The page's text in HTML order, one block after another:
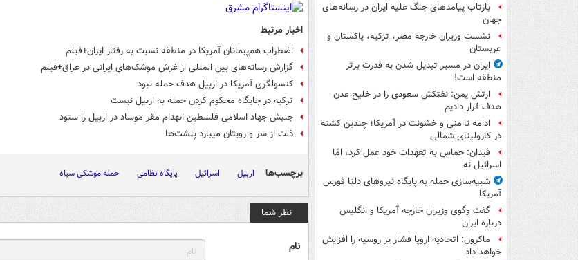
بازتاب پیامدهای جنگ علیه ایران در رسانه‌های
جهان
نشست وزیران خارجه مصر، ترکیه، پاکستان و
عربستان
ایران در مسیر تبدیل شدن به قدرت برتر
منطقه است!
ارتش یمن: نفتکش سعودی را در خلیج عدن
هدف قرار دادیم
ادامه ناامنی و خشونت در آمریکا؛ چندین کشته
در کارولینای شمالی
فیدان: حماس به تعهدات خود عمل کرد، امّا
اسرائیل نه
شبیه‌سازی حمله به پایگاه نیروهای دلتا فورس
آمریکا
گفت وگوی وزیران خارجه آمریکا و انگلیس
درباره ایران
ماکرون: اتحادیه اروپا فشار بر روسیه را افزایش
خواهد داد
اخبار مرتبط
اضطراب هم‌پیمانان آمریکا در منطقه نسبت به رفتار ایران+فیلم
گزارش رسانه‌های بین المللی از غرش موشک‌های ایرانی در عراق+فیلم
کنسولگری آمریکا در اربیل هدف حمله نبود
ترکیه در جایگاه محکوم کردن حمله به اربیل نیست
جنبش جهاد اسلامی فلسطین انهدام مقر موساد در اربیل را ستود
ذلت از سر و رویتان میبارد پلشت‌ها
برچسب‌ها اربیل اسرائیل پایگاه نظامی حمله موشکی سپاه
نظر شما
نام